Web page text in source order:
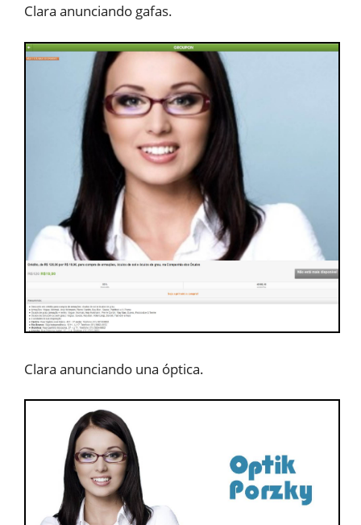
Clara anunciando gafas.
Clara anunciando una óptica.